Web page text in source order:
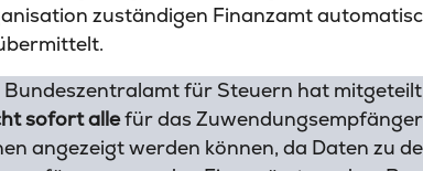
zuständigen Finanzamt
Bundeszentralamt für Steuern hat
sofort allefür das
angezeigt werden können, da Daten zu